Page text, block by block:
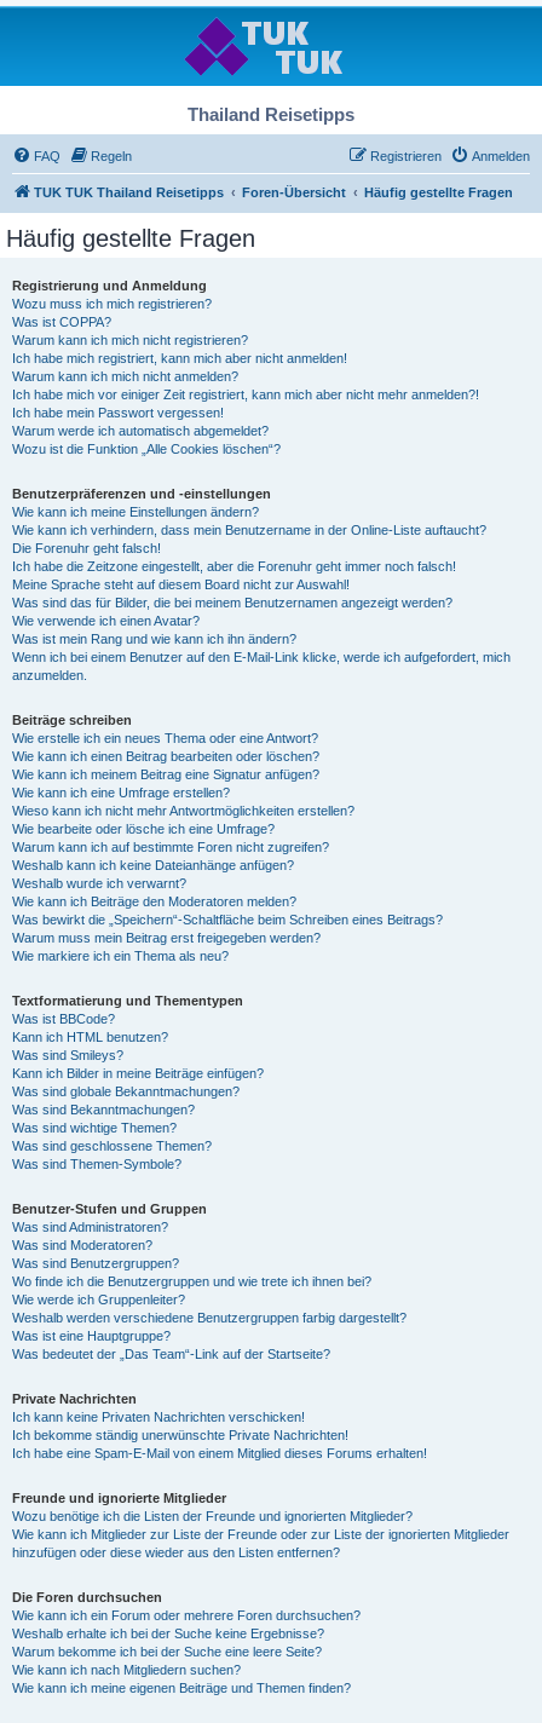
Thailand Reisetipps
FAQ Regeln Anmelden
Registrieren
TUK TUK Thailand Reisetipps Foren-Übersicht Häufig gestellte Fragen
Häufig gestellte Fragen
Registrierung und Anmeldung
Wozu muss ich mich registrieren?
Was ist COPPA?
Warum kann ich mich nicht registrieren?
Ich habe mich registriert, kann mich aber nicht anmelden!
Warum kann ich mich nicht anmelden?
Ich habe mich vor einiger Zeit registriert, kann mich aber nicht mehr anmelden?!
Ich habe mein Passwort vergessen!
Warum werde ich automatisch abgemeldet?
Wozu ist die Funktion „Alle Cookies löschen“?
Benutzerpräferenzen und -einstellungen
Wie kann ich meine Einstellungen ändern?
Wie kann ich verhindern, dass mein Benutzername in der Online-Liste auftaucht?
Die Forenuhr geht falsch!
Ich habe die Zeitzone eingestellt, aber die Forenuhr geht immer noch falsch!
Meine Sprache steht auf diesem Board nicht zur Auswahl!
Was sind das für Bilder, die bei meinem Benutzernamen angezeigt werden?
Wie verwende ich einen Avatar?
Was ist mein Rang und wie kann ich ihn ändern?
Wenn ich bei einem Benutzer auf den E-Mail-Link klicke, werde ich aufgefordert, mich
anzumelden.
Beiträge schreiben
Wie erstelle ich ein neues Thema oder eine Antwort?
Wie kann ich einen Beitrag bearbeiten oder löschen?
Wie kann ich meinem Beitrag eine Signatur anfügen?
Wie kann ich eine Umfrage erstellen?
Wieso kann ich nicht mehr Antwortmöglichkeiten erstellen?
Wie bearbeite oder lösche ich eine Umfrage?
Warum kann ich auf bestimmte Foren nicht zugreifen?
Weshalb kann ich keine Dateianhänge anfügen?
Weshalb wurde ich verwarnt?
Wie kann ich Beiträge den Moderatoren melden?
Was bewirkt die „Speichern“-Schaltfläche beim Schreiben eines Beitrags?
Warum muss mein Beitrag erst freigegeben werden?
Wie markiere ich ein Thema als neu?
Textformatierung und Thementypen
Was ist BBCode?
Kann ich HTML benutzen?
Was sind Smileys?
Kann ich Bilder in meine Beiträge einfügen?
Was sind globale Bekanntmachungen?
Was sind Bekanntmachungen?
Was sind wichtige Themen?
Was sind geschlossene Themen?
Was sind Themen-Symbole?
Benutzer-Stufen und Gruppen
Was sind Administratoren?
Was sind Moderatoren?
Was sind Benutzergruppen?
Wo finde ich die Benutzergruppen und wie trete ich ihnen bei?
Wie werde ich Gruppenleiter?
Weshalb werden verschiedene Benutzergruppen farbig dargestellt?
Was ist eine Hauptgruppe?
Was bedeutet der „Das Team“-Link auf der Startseite?
Private Nachrichten
Ich kann keine Privaten Nachrichten verschicken!
Ich bekomme ständig unerwünschte Private Nachrichten!
Ich habe eine Spam-E-Mail von einem Mitglied dieses Forums erhalten!
Freunde und ignorierte Mitglieder
Wozu benötige ich die Listen der Freunde und ignorierten Mitglieder?
Wie kann ich Mitglieder zur Liste der Freunde oder zur Liste der ignorierten Mitglieder
hinzufügen oder diese wieder aus den Listen entfernen?
Die Foren durchsuchen
Wie kann ich ein Forum oder mehrere Foren durchsuchen?
Weshalb erhalte ich bei der Suche keine Ergebnisse?
Warum bekomme ich bei der Suche eine leere Seite?
Wie kann ich nach Mitgliedern suchen?
Wie kann ich meine eigenen Beiträge und Themen finden?